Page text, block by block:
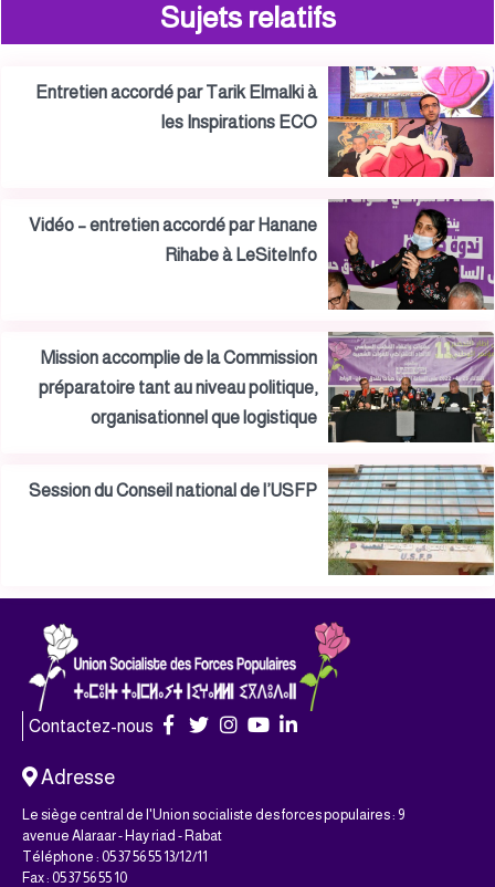
Sujets relatifs
Entretien accordé par Tarik Elmalki à
les Inspirations ECO
Vidéo – entretien accordé par Hanane
Rihabe à LeSiteInfo
Mission accomplie de la Commission
préparatoire tant au niveau politique,
organisationnel que logistique
Session du Conseil national de l’USFP
Contactez-nous
Adresse
Le siège central de l'Union socialiste des forces populaires : 9
avenue Alaraar - Hay riad - Rabat
Téléphone : 05 37 56 55 13/12/11
Fax : 05 37 56 55 10